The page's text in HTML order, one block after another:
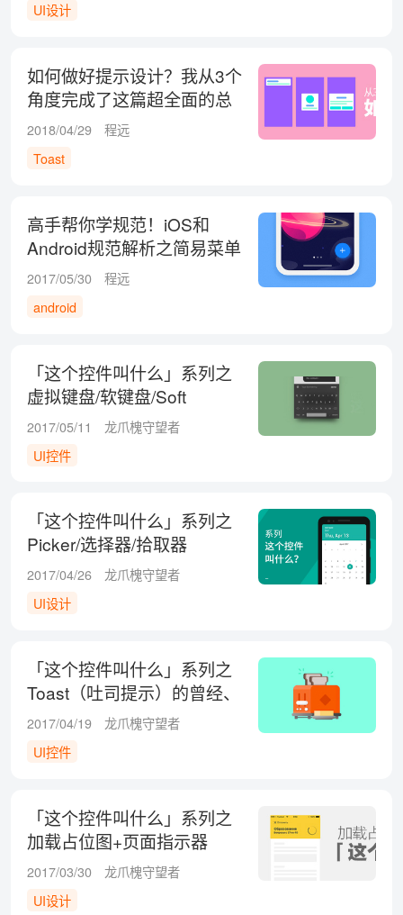
UI设计
如何做好提示设计？我从3个
角度完成了这篇超全面的总
结！
2018/04/29
程远
Toast
高手帮你学规范！iOS和
Android规范解析之简易菜单
+弹框
2017/05/30
程远
android
「这个控件叫什么」系列之
虚拟键盘/软键盘/Soft
Keyboard
2017/05/11
龙爪槐守望者
UI控件
「这个控件叫什么」系列之
Picker/选择器/拾取器
2017/04/26
龙爪槐守望者
UI设计
「这个控件叫什么」系列之
Toast（吐司提示）的曾经、
现在与未来
2017/04/19
龙爪槐守望者
UI控件
「这个控件叫什么」系列之
加载占位图+页面指示器
2017/03/30
龙爪槐守望者
UI设计